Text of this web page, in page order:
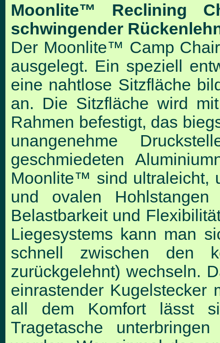
Moonlite™ Reclining
schwingender
Der Moonlite™ Camp
ausgelegt. Ein speziell
eine nahtlose Sitzfläche
an. Die Sitzfläche wird
Rahmen befestigt, das
unangenehme
geschmiedeten
Moonlite™ sind ultraleicht,
und ovalen
Belastbarkeit und
Liegesystems kann man
schnell zwischen den
zurückgelehnt) wechseln.
einrastender Kugelstecker
all dem Komfort lässt
Tragetasche